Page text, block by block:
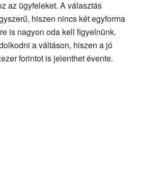
az ügyfeleket. A választás
hiszen nincs két egyforma
is nagyon oda kell figyelnünk.
a váltáson, hiszen a jó
forintot is jelenthet évente.